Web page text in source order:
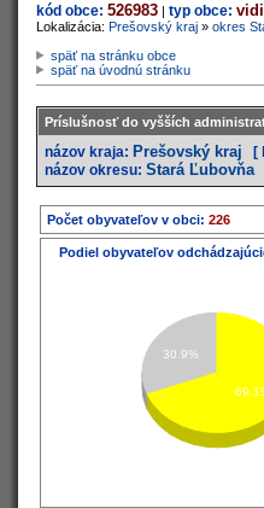
kód obce: 526983 | typ obce:
Lokalizácia: Prešovský kraj » okres
späť na stránku obce
späť na úvodnú stránku
Príslušnosť do vyšších
názov kraja: Prešovský kraj [
názov okresu: Stará Ľubovňa
Počet obyvateľov v obci: 226
Podiel obyvateľov
30.9%